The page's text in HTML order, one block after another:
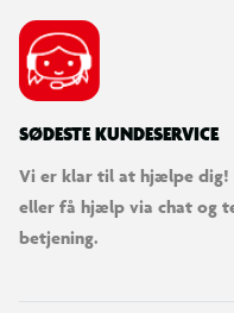
SØDESTE KUNDESERVICE
Vi er klar til at hjælpe dig!
eller få hjælp via chat og
betjening.